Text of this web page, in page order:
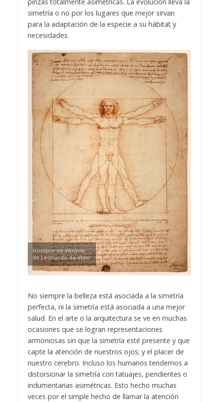
simetría o no por los lugares que mejor sirvan
para la adaptación de la especie a su hábitat y
necesidades.
Hombre de Vitruvio
de Leonardo da Vinci
No siempre la belleza está asociada a la simetría
perfecta, ni la simetría está asociada a una mejor
salud. En el arte o la arquitectura se ve en muchas
ocasiones que se logran representaciones
armoniosas sin que la simetría esté presente y que
capte la atención de nuestros ojos; y el placer de
nuestro cerebro. Incluso los humanos tendemos a
distorsionar la simetría con tatuajes, pendientes o
indumentarias asimétricas. Esto hecho muchas
veces por el simple hecho de llamar la atención